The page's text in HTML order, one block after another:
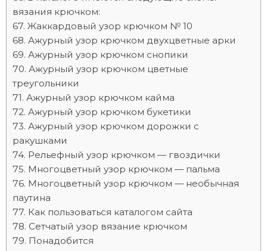
вязания крючком:
Жаккардовый узор крючком № 10
Ажурный узор крючком двухцветные арки
Ажурный узор крючком снопики
Ажурный узор крючком цветные
треугольники
Ажурный узор крючком кайма
Ажурный узор крючком букетики
Ажурный узор крючком дорожки с
ракушками
Рельефный узор крючком — гвоздички
Многоцветный узор крючком — пальма
Многоцветный узор крючком — необычная
паутина
Как пользоваться каталогом сайта
Сетчатый узор вязание крючком
Понадобится